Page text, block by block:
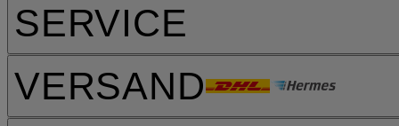
SERVICE
VERSAND